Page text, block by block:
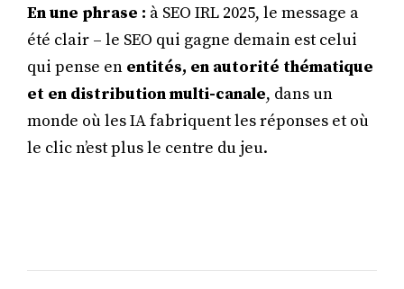
En une phrase : à SEO IRL 2025, le message a
été clair – le SEO qui gagne demain est celui
qui pense en entités, en autorité thématique
et en distribution multi-canale, dans un
monde où les IA fabriquent les réponses et où
le clic n’est plus le centre du jeu.